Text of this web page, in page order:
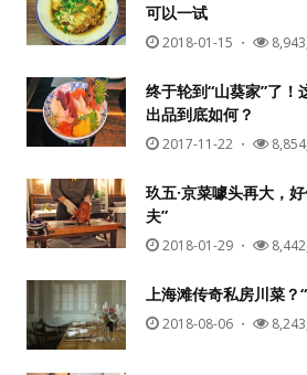
可以一试
2018-01-15 ・
终于轮到“山葵家”了
出品到底如何？
2017-11-22 ・
玖五·京菜噱头再大，
夫”
2018-01-29 ・
上海滩传奇私房川菜？
2018-08-06 ・